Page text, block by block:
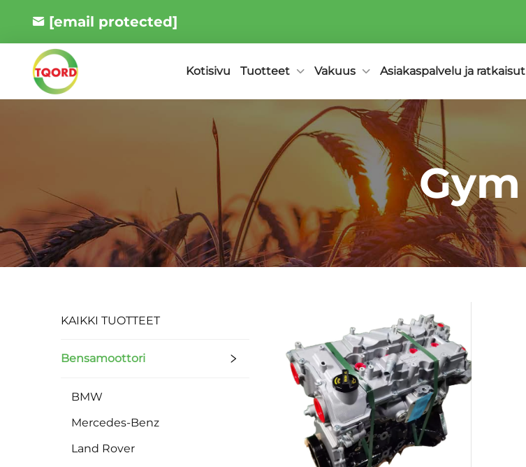
[email protected]
Kotisivu Tuotteet Vakuus Asiakaspalvelu ja ratkaisut
Gym
KAIKKI TUOTTEET
Bensamoottori
BMW
Mercedes-Benz
Land Rover